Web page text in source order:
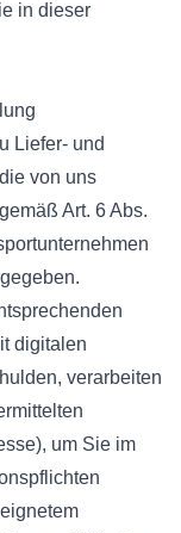
in dieser
Liefer- und
von uns
Art. 6 Abs.
digitalen
verarbeiten
um Sie im